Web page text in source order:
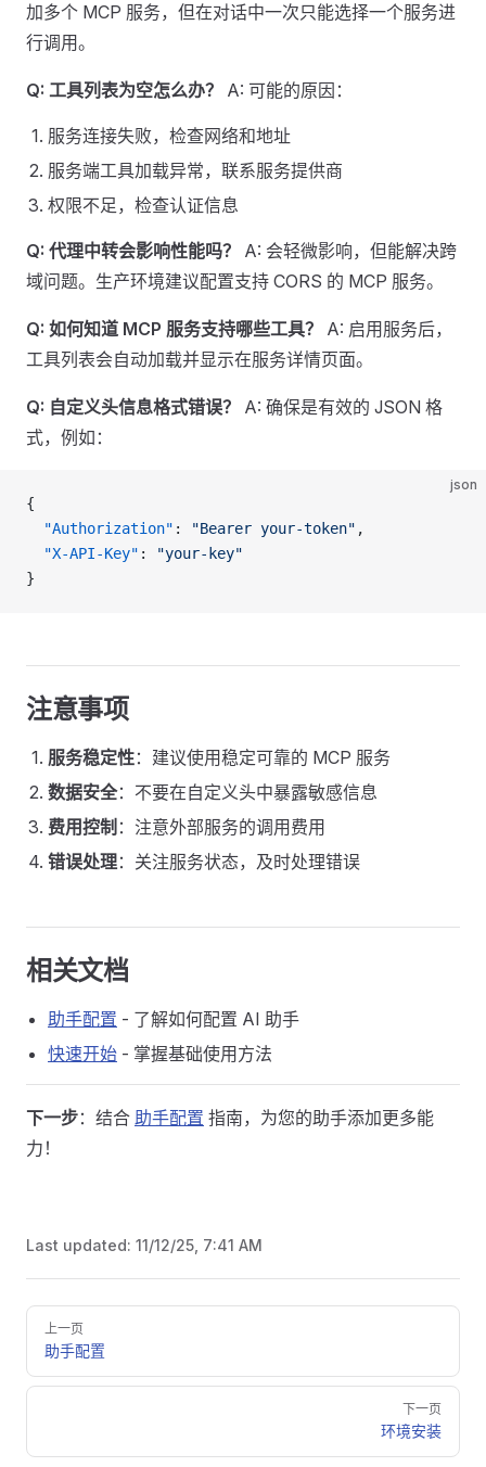
加多个 MCP 服务，但在对话中一次只能选择一个服务进
行调用。
Q: 工具列表为空怎么办？ A: 可能的原因：
服务连接失败，检查网络和地址
服务端工具加载异常，联系服务提供商
权限不足，检查认证信息
Q: 代理中转会影响性能吗？
A: 会轻微影响，但能解决跨
域问题。生产环境建议配置支持 CORS 的 MCP 服务。
Q: 如何知道 MCP 服务支持哪些工具？
A: 启用服务后，
工具列表会自动加载并显示在服务详情页面。
Q: 自定义头信息格式错误？
A: 确保是有效的 JSON 格
式，例如：
json
{
  "Authorization"
: "Bearer your-token" ,
  "X-API-Key"
:
"your-key"
}
注意事项
服务稳定性：建议使用稳定可靠的 MCP 服务
数据安全：不要在自定义头中暴露敏感信息
费用控制 ：注意外部服务的调用费用
错误处理：关注服务状态，及时处理错误
相关文档
助手配置 - 了解如何配置 AI 助手
快速开始 - 掌握基础使用方法
下一步：结合 助手配置 指南，为您的助手添加更多能
力！
Last updated: 11/12/25, 7:41 AM
Pager
上一页
助手配置
下一页
环境安装